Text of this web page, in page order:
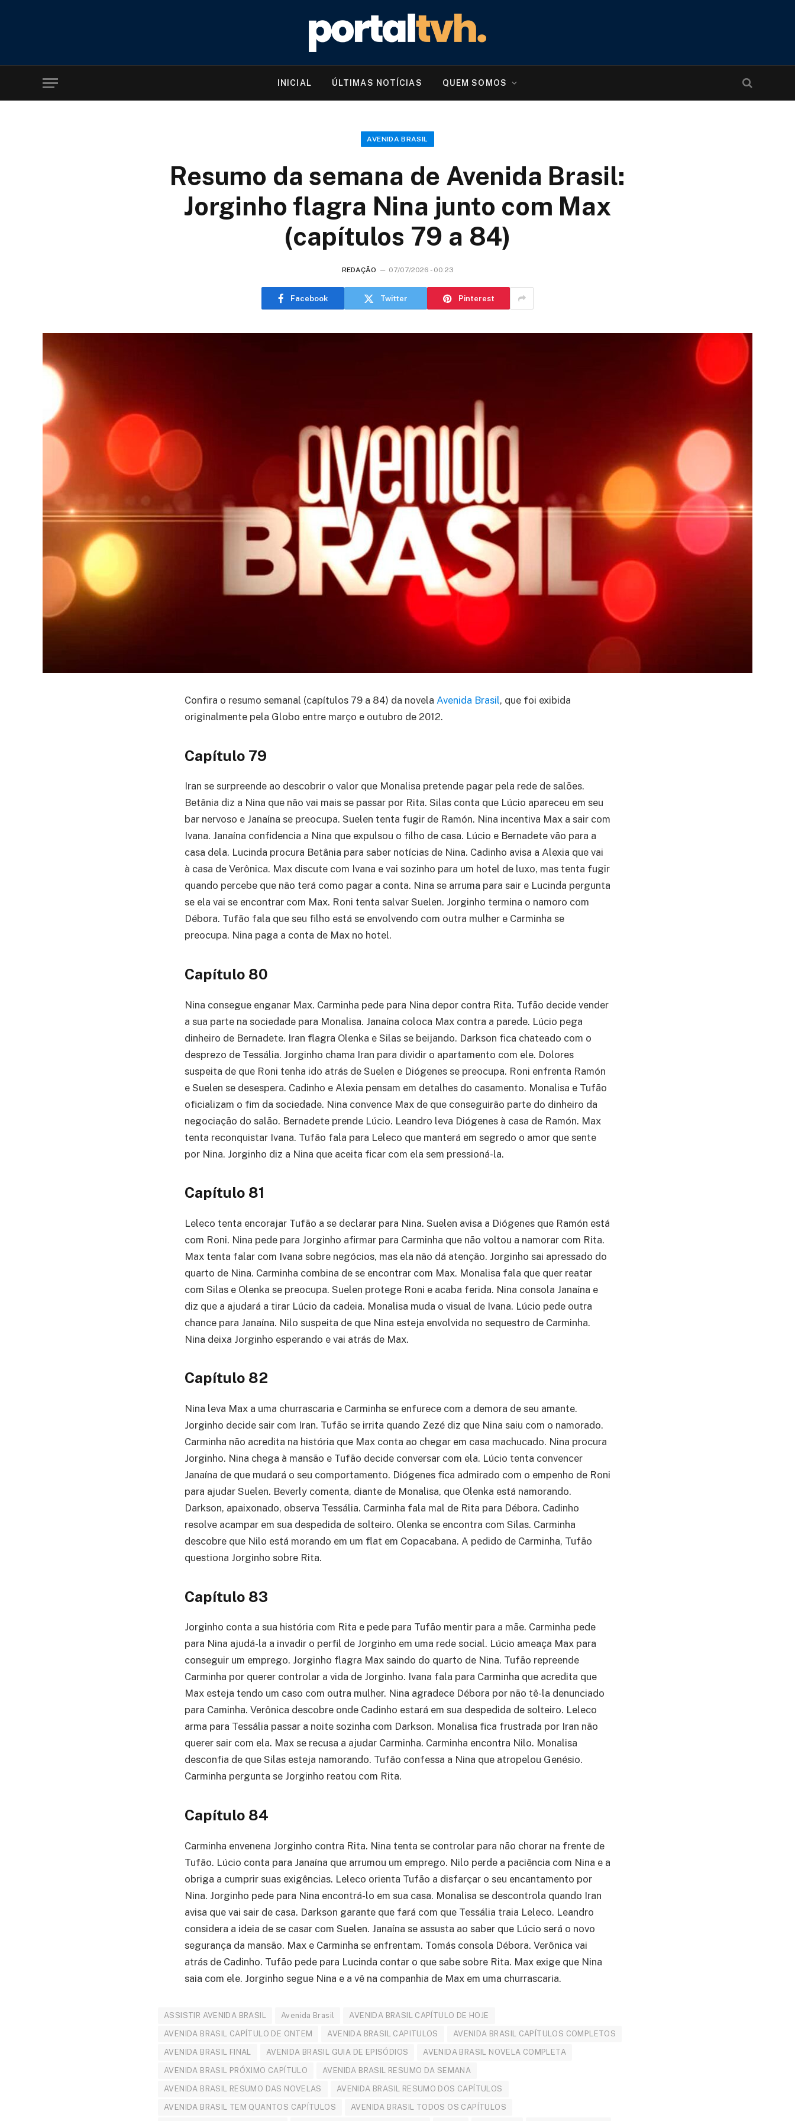
INICIAL ÚLTIMAS NOTÍCIAS QUEM SOMOS
AVENIDA BRASIL
Resumo da semana de Avenida Brasil:
Jorginho flagra Nina junto com Max
(capítulos 79 a 84)
REDAÇÃO 07/07/2026 - 00:23
Facebook Twitter Pinterest
Confira o resumo semanal (capítulos 79 a 84) da novela Avenida Brasil, que foi exibida
originalmente pela Globo entre março e outubro de 2012.
Capítulo 79
Iran se surpreende ao descobrir o valor que Monalisa pretende pagar pela rede de salões.
Betânia diz a Nina que não vai mais se passar por Rita. Silas conta que Lúcio apareceu em seu
bar nervoso e Janaína se preocupa. Suelen tenta fugir de Ramón. Nina incentiva Max a sair com
Ivana. Janaína confidencia a Nina que expulsou o filho de casa. Lúcio e Bernadete vão para a
casa dela. Lucinda procura Betânia para saber notícias de Nina. Cadinho avisa a Alexia que vai
à casa de Verônica. Max discute com Ivana e vai sozinho para um hotel de luxo, mas tenta fugir
quando percebe que não terá como pagar a conta. Nina se arruma para sair e Lucinda pergunta
se ela vai se encontrar com Max. Roni tenta salvar Suelen. Jorginho termina o namoro com
Débora. Tufão fala que seu filho está se envolvendo com outra mulher e Carminha se
preocupa. Nina paga a conta de Max no hotel.
Capítulo 80
Nina consegue enganar Max. Carminha pede para Nina depor contra Rita. Tufão decide vender
a sua parte na sociedade para Monalisa. Janaína coloca Max contra a parede. Lúcio pega
dinheiro de Bernadete. Iran flagra Olenka e Silas se beijando. Darkson fica chateado com o
desprezo de Tessália. Jorginho chama Iran para dividir o apartamento com ele. Dolores
suspeita de que Roni tenha ido atrás de Suelen e Diógenes se preocupa. Roni enfrenta Ramón
e Suelen se desespera. Cadinho e Alexia pensam em detalhes do casamento. Monalisa e Tufão
oficializam o fim da sociedade. Nina convence Max de que conseguirão parte do dinheiro da
negociação do salão. Bernadete prende Lúcio. Leandro leva Diógenes à casa de Ramón. Max
tenta reconquistar Ivana. Tufão fala para Leleco que manterá em segredo o amor que sente
por Nina. Jorginho diz a Nina que aceita ficar com ela sem pressioná-la.
Capítulo 81
Leleco tenta encorajar Tufão a se declarar para Nina. Suelen avisa a Diógenes que Ramón está
com Roni. Nina pede para Jorginho afirmar para Carminha que não voltou a namorar com Rita.
Max tenta falar com Ivana sobre negócios, mas ela não dá atenção. Jorginho sai apressado do
quarto de Nina. Carminha combina de se encontrar com Max. Monalisa fala que quer reatar
com Silas e Olenka se preocupa. Suelen protege Roni e acaba ferida. Nina consola Janaína e
diz que a ajudará a tirar Lúcio da cadeia. Monalisa muda o visual de Ivana. Lúcio pede outra
chance para Janaína. Nilo suspeita de que Nina esteja envolvida no sequestro de Carminha.
Nina deixa Jorginho esperando e vai atrás de Max.
Capítulo 82
Nina leva Max a uma churrascaria e Carminha se enfurece com a demora de seu amante.
Jorginho decide sair com Iran. Tufão se irrita quando Zezé diz que Nina saiu com o namorado.
Carminha não acredita na história que Max conta ao chegar em casa machucado. Nina procura
Jorginho. Nina chega à mansão e Tufão decide conversar com ela. Lúcio tenta convencer
Janaína de que mudará o seu comportamento. Diógenes fica admirado com o empenho de Roni
para ajudar Suelen. Beverly comenta, diante de Monalisa, que Olenka está namorando.
Darkson, apaixonado, observa Tessália. Carminha fala mal de Rita para Débora. Cadinho
resolve acampar em sua despedida de solteiro. Olenka se encontra com Silas. Carminha
descobre que Nilo está morando em um flat em Copacabana. A pedido de Carminha, Tufão
questiona Jorginho sobre Rita.
Capítulo 83
Jorginho conta a sua história com Rita e pede para Tufão mentir para a mãe. Carminha pede
para Nina ajudá-la a invadir o perfil de Jorginho em uma rede social. Lúcio ameaça Max para
conseguir um emprego. Jorginho flagra Max saindo do quarto de Nina. Tufão repreende
Carminha por querer controlar a vida de Jorginho. Ivana fala para Carminha que acredita que
Max esteja tendo um caso com outra mulher. Nina agradece Débora por não tê-la denunciado
para Caminha. Verônica descobre onde Cadinho estará em sua despedida de solteiro. Leleco
arma para Tessália passar a noite sozinha com Darkson. Monalisa fica frustrada por Iran não
querer sair com ela. Max se recusa a ajudar Carminha. Carminha encontra Nilo. Monalisa
desconfia de que Silas esteja namorando. Tufão confessa a Nina que atropelou Genésio.
Carminha pergunta se Jorginho reatou com Rita.
Capítulo 84
Carminha envenena Jorginho contra Rita. Nina tenta se controlar para não chorar na frente de
Tufão. Lúcio conta para Janaína que arrumou um emprego. Nilo perde a paciência com Nina e a
obriga a cumprir suas exigências. Leleco orienta Tufão a disfarçar o seu encantamento por
Nina. Jorginho pede para Nina encontrá-lo em sua casa. Monalisa se descontrola quando Iran
avisa que vai sair de casa. Darkson garante que fará com que Tessália traia Leleco. Leandro
considera a ideia de se casar com Suelen. Janaína se assusta ao saber que Lúcio será o novo
segurança da mansão. Max e Carminha se enfrentam. Tomás consola Débora. Verônica vai
atrás de Cadinho. Tufão pede para Lucinda contar o que sabe sobre Rita. Max exige que Nina
saia com ele. Jorginho segue Nina e a vê na companhia de Max em uma churrascaria.
ASSISTIR AVENIDA BRASIL Avenida Brasil AVENIDA BRASIL CAPÍTULO DE HOJE
AVENIDA BRASIL CAPÍTULO DE ONTEM AVENIDA BRASIL CAPITULOS AVENIDA BRASIL CAPÍTULOS COMPLETOS
AVENIDA BRASIL FINAL AVENIDA BRASIL GUIA DE EPISÓDIOS AVENIDA BRASIL NOVELA COMPLETA
AVENIDA BRASIL PRÓXIMO CAPÍTULO AVENIDA BRASIL RESUMO DA SEMANA
AVENIDA BRASIL RESUMO DAS NOVELAS AVENIDA BRASIL RESUMO DOS CAPÍTULOS
AVENIDA BRASIL TEM QUANTOS CAPÍTULOS AVENIDA BRASIL TODOS OS CAPÍTULOS